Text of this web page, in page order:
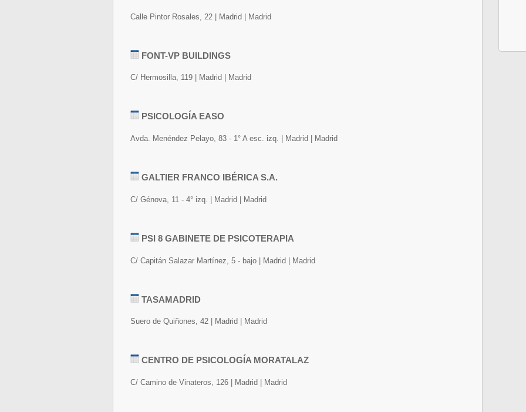
Calle Pintor Rosales, 22 | Madrid | Madrid
FONT-VP BUILDINGS
C/ Hermosilla, 119 | Madrid | Madrid
PSICOLOGÍA EASO
Avda. Menéndez Pelayo, 83 - 1° A esc. izq. | Madrid | Madrid
GALTIER FRANCO IBÉRICA S.A.
C/ Génova, 11 - 4° izq. | Madrid | Madrid
PSI 8 GABINETE DE PSICOTERAPIA
C/ Capitán Salazar Martínez, 5 - bajo | Madrid | Madrid
TASAMADRID
Suero de Quiñones, 42 | Madrid | Madrid
CENTRO DE PSICOLOGÍA MORATALAZ
C/ Camino de Vinateros, 126 | Madrid | Madrid